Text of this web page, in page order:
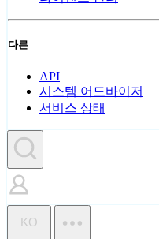
다른
API
시스템 어드바이저
서비스 상태
KO